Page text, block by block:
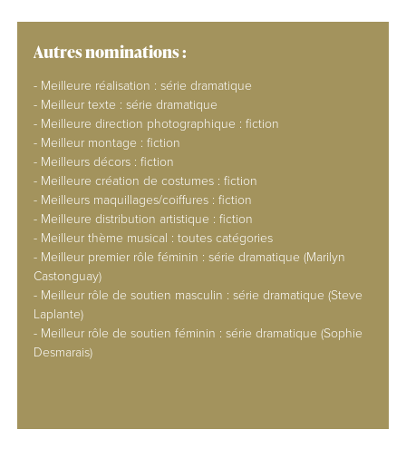
Autres nominations :
- Meilleure réalisation : série dramatique
- Meilleur texte : série dramatique
- Meilleure direction photographique : fiction
- Meilleur montage : fiction
- Meilleurs décors : fiction
- Meilleure création de costumes : fiction
- Meilleurs maquillages/coiffures : fiction
- Meilleure distribution artistique : fiction
- Meilleur thème musical : toutes catégories
- Meilleur premier rôle féminin : série dramatique (Marilyn
Castonguay)
- Meilleur rôle de soutien masculin : série dramatique (Steve
Laplante)
- Meilleur rôle de soutien féminin : série dramatique (Sophie
Desmarais)